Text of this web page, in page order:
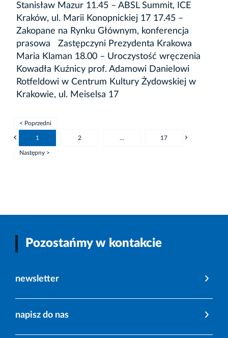
Stanisław Mazur 11.45 – ABSL Summit, ICE
Kraków, ul. Marii Konopnickiej 17 17.45 –
Zakopane na Rynku Głównym, konferencja
prasowa Zastępczyni Prezydenta Krakowa
Maria Klaman 18.00 – Uroczystość wręczenia
Kowadła Kuźnicy prof. Adamowi Danielowi
Rotfeldowi w Centrum Kultury Żydowskiej w
Krakowie, ul. Meiselsa 17
< Poprzedni
1 2 ... 17
Następny >
Pozostańmy w kontakcie
newsletter
napisz do nas